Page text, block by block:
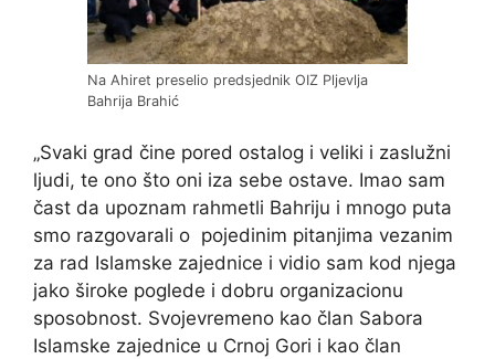
Na Ahiret preselio predsjednik OIZ Pljevlja
Bahrija Brahić
„Svaki grad čine pored ostalog i veliki i zaslužni
ljudi, te ono što oni iza sebe ostave. Imao sam
čast da upoznam rahmetli Bahriju i mnogo puta
smo razgovarali o pojedinim pitanjima vezanim
za rad Islamske zajednice i vidio sam kod njega
jako široke poglede i dobru organizacionu
sposobnost. Svojevremeno kao član Sabora
Islamske zajednice u Crnoj Gori i kao član